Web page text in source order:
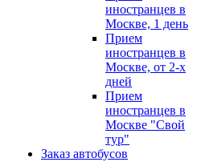
иностранцев в
Москве, 1 день
Прием
иностранцев в
Москве, от 2-х
дней
Прием
иностранцев в
Москве "Свой
тур"
Заказ автобусов